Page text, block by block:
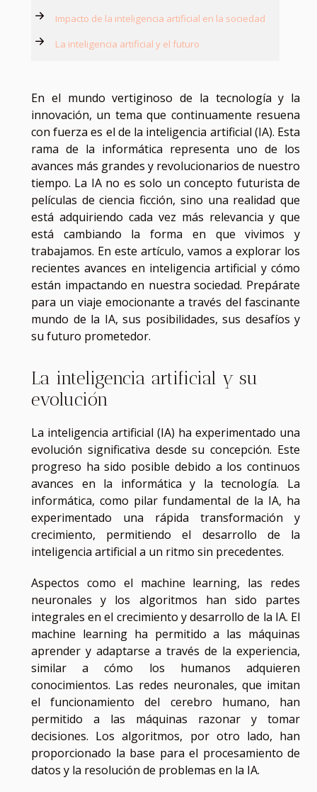
Impacto de la inteligencia artificial en la sociedad
La inteligencia artificial y el futuro
En el mundo vertiginoso de la tecnología y la
innovación, un tema que continuamente resuena
con fuerza es el de la inteligencia artificial (IA). Esta
rama de la informática representa uno de los
avances más grandes y revolucionarios de nuestro
tiempo. La IA no es solo un concepto futurista de
películas de ciencia ficción, sino una realidad que
está adquiriendo cada vez más relevancia y que
está cambiando la forma en que vivimos y
trabajamos. En este artículo, vamos a explorar los
recientes avances en inteligencia artificial y cómo
están impactando en nuestra sociedad. Prepárate
para un viaje emocionante a través del fascinante
mundo de la IA, sus posibilidades, sus desafíos y
su futuro prometedor.
La inteligencia artificial y su
evolución
La inteligencia artificial (IA) ha experimentado una
evolución significativa desde su concepción. Este
progreso ha sido posible debido a los continuos
avances en la informática y la tecnología. La
informática, como pilar fundamental de la IA, ha
experimentado una rápida transformación y
crecimiento, permitiendo el desarrollo de la
inteligencia artificial a un ritmo sin precedentes.
Aspectos como el machine learning, las redes
neuronales y los algoritmos han sido partes
integrales en el crecimiento y desarrollo de la IA. El
machine learning ha permitido a las máquinas
aprender y adaptarse a través de la experiencia,
similar a cómo los humanos adquieren
conocimientos. Las redes neuronales, que imitan
el funcionamiento del cerebro humano, han
permitido a las máquinas razonar y tomar
decisiones. Los algoritmos, por otro lado, han
proporcionado la base para el procesamiento de
datos y la resolución de problemas en la IA.